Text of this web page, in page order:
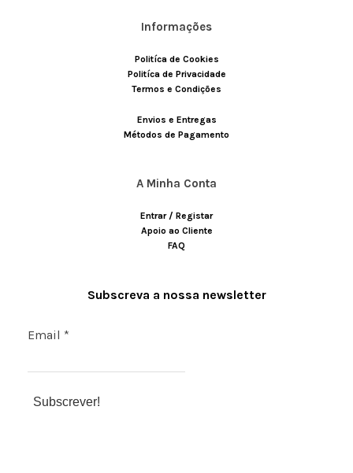
Informações
Politíca de Cookies
Politíca de Privacidade
Termos e Condições
Envios e Entregas
Métodos de Pagamento
A Minha Conta
Entrar / Registar
Apoio ao Cliente
FAQ
Subscreva a nossa newsletter
Email *